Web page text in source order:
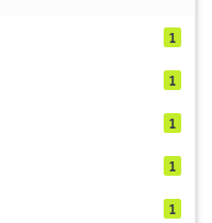
1
1
1
1
1